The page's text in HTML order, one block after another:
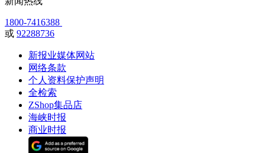
1800-7416388
或 92288736
新报业媒体网站
网络条款
个人资料保护声明
全检索
ZShop集品店
海峡时报
商业时报